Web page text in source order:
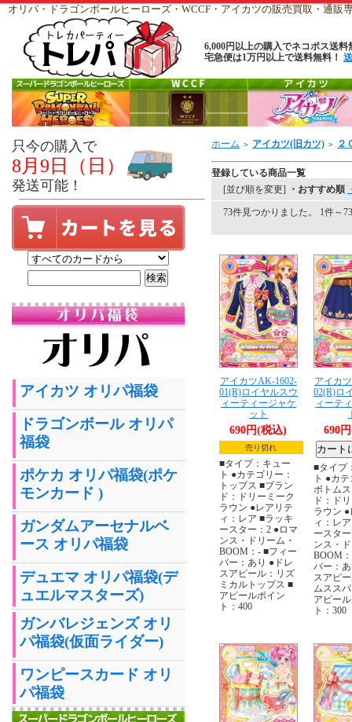
オリパ・ドラゴンボールヒーローズ・WCCF・アイカツの販売買取・通
6,000円以上の購入でネコポス送料
宅急便は1万円以上で送料無料！
只今の購入で
8月9日（日）
発送可能！
アイカツ オリパ福袋
ドラゴンボール オリパ
福袋
ポケカ オリパ福袋(ポケ
モンカード )
ガンダムアーセナルベ
ース オリパ福袋
デュエマ オリパ福袋(デ
ュエルマスターズ)
ガンバレジェンズ オリ
パ福袋(仮面ライダー)
ワンピースカード オリ
パ福袋
ホーム ＞ アイカツ(旧カツ) ＞ ２
登録している商品一覧
[並び順を変更]
・おすすめ順
73件見つかりました。 1件～
アイカツAK-1602-
01(R)ロイヤルスウ
ィーティージャケ
ット
690円(税込)
売り切れ
■タイプ：キュー
ト ●カテゴリー：
トップス ■ブラン
ド：ドリーミーク
ラウン ●レアリテ
ィ：レア ■ラッキ
ースター：2 ●ロマ
ンス・ドリーム・
BOOM：- ■フィー
バー：あり ●ドレ
スアピール：リズ
ミカルトップス ■
アピールポイン
ト：400
アイカ
02(R)ロ
ィーテ
690
■タイプ
ト ●カ
ボトム
ド：ド
ラウン
ィ：レ
ースタ
ンス・
BOOM
バー：
スアピ
ムスス
アピー
ト：300